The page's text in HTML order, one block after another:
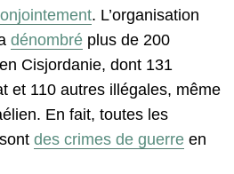
. L’organisation
dénombré plus de 200
Cisjordanie, dont 131
et 110 autres illégales, même
En fait, toutes les
des crimes de guerre en